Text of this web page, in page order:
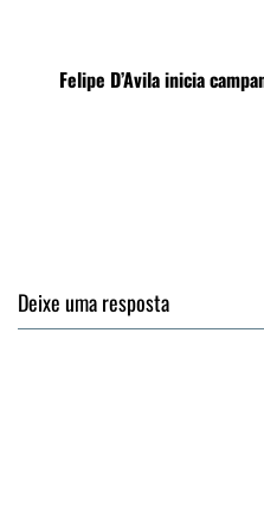
Felipe D’Avila inicia
Deixe uma resposta